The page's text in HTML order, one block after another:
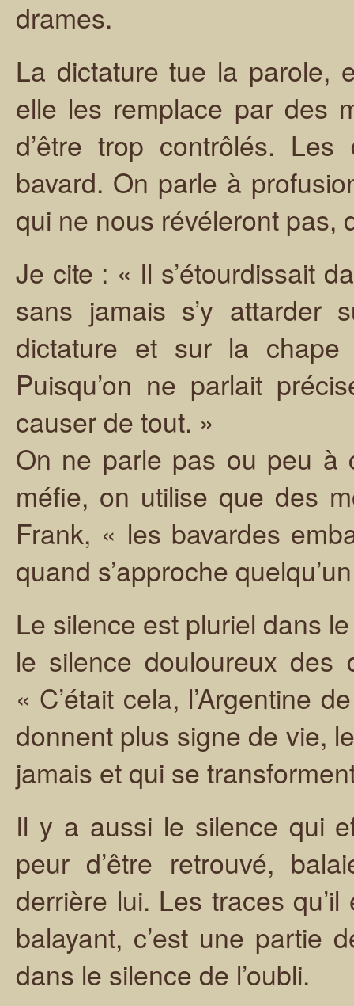
drames.
La dictature tue la parole,
elle les remplace par des
d’être trop contrôlés.
bavard. On parle à
qui ne nous révéleront pas,
Je cite : « Il s’étourdissait
sans jamais s’y attarder
dictature et sur la
Puisqu’on ne parlait
causer de tout. »
On ne parle pas ou peu à
méfie, on utilise que des
Frank, « les bavardes
quand s’approche
Le silence est pluriel dans
le silence douloureux des
« C’était cela, l’Argentine
donnent plus signe de vie,
jamais et qui se
Il y a aussi le silence qui
peur d’être retrouvé,
derrière lui. Les traces qu’il
balayant, c’est une partie
dans le silence de l’oubli.